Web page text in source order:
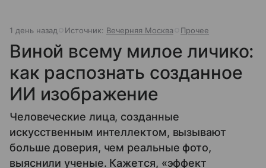
1 день назад Источник: Вечерняя Москва Прочее
Виной всему милое личико:
как распознать созданное
ИИ изображение
Человеческие лица, созданные
искусственным интеллектом, вызывают
больше доверия, чем реальные фото,
выяснили ученые. Кажется, «эффект